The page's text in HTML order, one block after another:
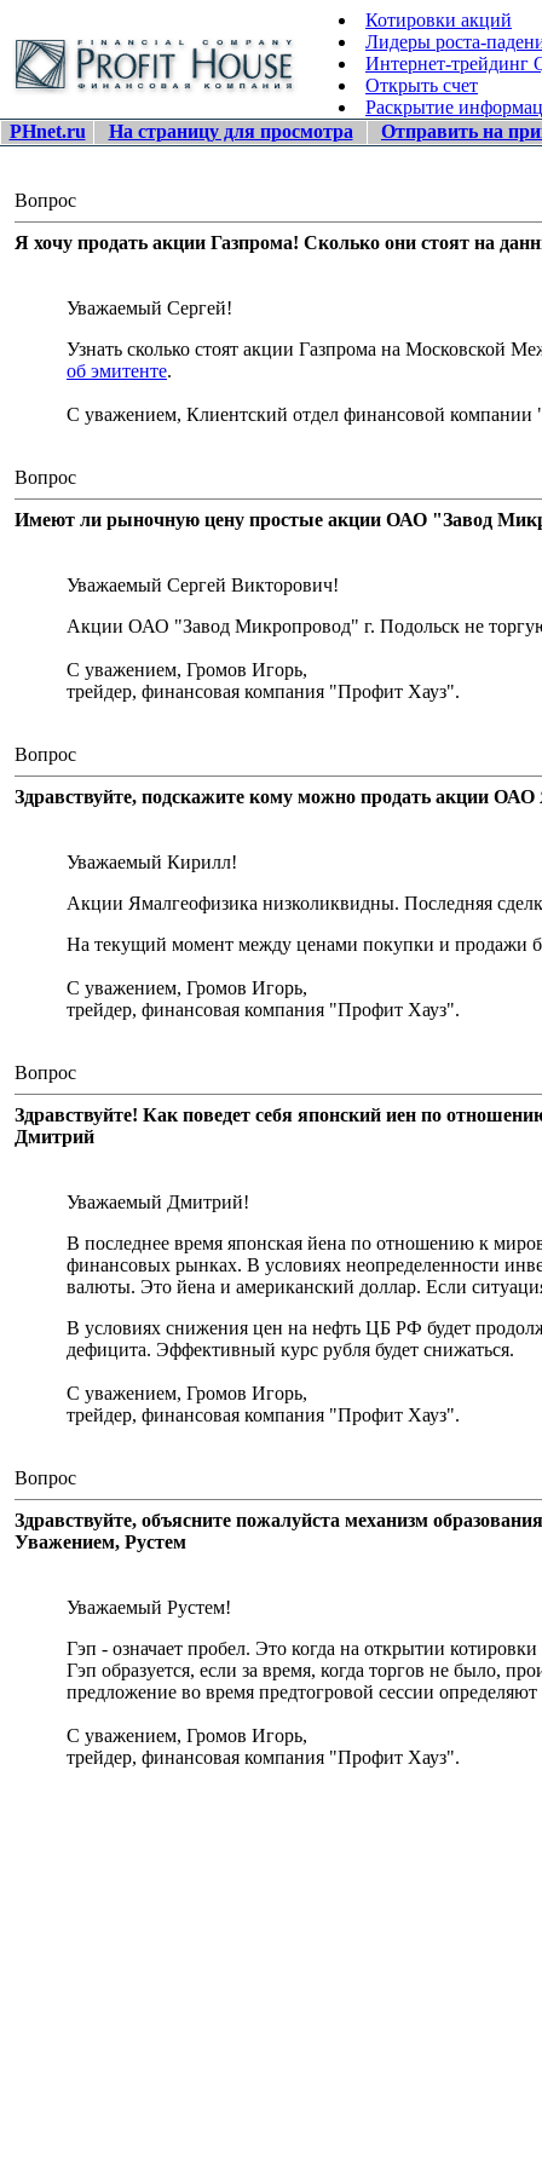
Котировки акций
Лидеры роста-
Интернет-трейдинг
Открыть счет
Раскрытие
PHnet.ru
На страницу для просмотра Отправить на
Вопрос
Я хочу продать акции Газпрома! Сколько они стоят на
Уважаемый Сергей!
Узнать сколько стоят акции Газпрома на
об эмитенте.
С уважением, Клиентский отдел финансовой
Вопрос
Имеют ли рыночную цену простые акции ОАО "Завод
Уважаемый Сергей Викторович!
Акции ОАО "Завод Микропровод" г. Подольск не
С уважением, Громов Игорь,
трейдер, финансовая компания "Профит Хауз".
Вопрос
Здравствуйте, подскажите кому можно продать акции
Уважаемый Кирилл!
Акции Ямалгеофизика низколиквидны. Последняя
На текущий момент между ценами покупки и продажи
С уважением, Громов Игорь,
трейдер, финансовая компания "Профит Хауз".
Вопрос
Здравствуйте! Как поведет себя японский иен по
Дмитрий
Уважаемый Дмитрий!
В последнее время японская йена по отношению к
финансовых рынках. В условиях неопределенности
валюты. Это йена и американский доллар. Если
В условиях снижения цен на нефть ЦБ РФ будет
дефицита. Эффективный курс рубля будет снижаться.
С уважением, Громов Игорь,
трейдер, финансовая компания "Профит Хауз".
Вопрос
Здравствуйте, объясните пожалуйста механизм
Уважением, Рустем
Уважаемый Рустем!
Гэп - означает пробел. Это когда на открытии
Гэп образуется, если за время, когда торгов не было,
предложение во время предтогровой сессии определяют
С уважением, Громов Игорь,
трейдер, финансовая компания "Профит Хауз".